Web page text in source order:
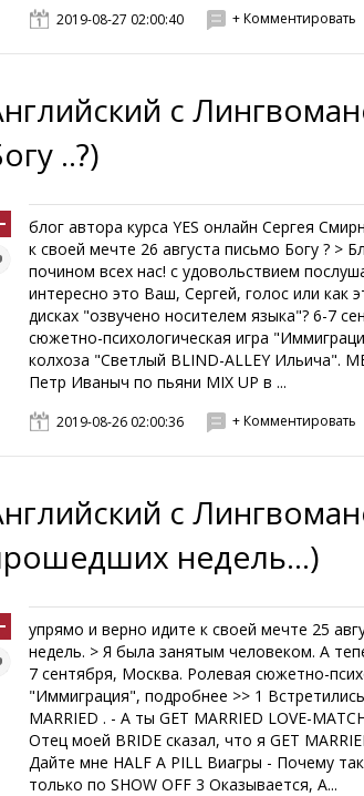
2019-08-27 02:00:40 + Комментировать
с
..?)
блог автора курса YES онлайн Сергея
к своей мечте 26 августа письмо Богу ? >
почином всех нас! с удовольствием
интересно это Ваш, Сергей, голос или как
дисках "озвучено носителем языка"? 6-7
cюжетно-психологическая игра
колхоза "Светлый BLIND-ALLEY Ильича".
Петр Иваныч по пьяни MIX UP в ...
2019-08-26 02:00:36 + Комментировать
с
недель...)
упрямо и верно идите к своей мечте 25
недель. > Я была занятым человеком. А
7 сентября, Москва. Ролевая cюжетно-
"Иммиграция", подробнее >> 1
MARRIED . - А ты GET MARRIED LOVE-
Отец моей BRIDE сказал, что я GET
Дайте мне HALF A PILL Виагры - Почему
только по SHOW OFF 3 Оказывается, A...